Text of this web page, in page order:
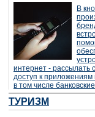
В
интернет - рассылать
доступ к приложениям
в том числе
ТУРИЗМ